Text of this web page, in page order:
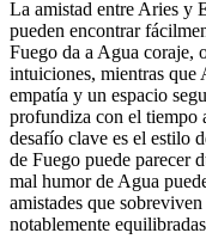
La amistad entre Aries y
pueden encontrar
Fuego da a Agua coraje,
intuiciones, mientras que
empatía y un espacio
profundiza con el tiempo
desafío clave es el estilo
de Fuego puede parecer
mal humor de Agua
amistades que
notablemente